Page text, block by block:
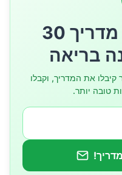
🎁 קבלו חינם: מדריך 30
בריאה
שכבר קיבלו את המדריך, וקבלו
טובה יותר.